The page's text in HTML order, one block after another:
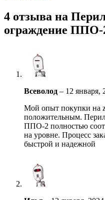
4 отзыва на
ограждение ППО-
Всеволод – 12 января,
Мой опыт покупки на
положительным.
ППО-2 полностью
на уровне. Процесс
быстрой и надежной